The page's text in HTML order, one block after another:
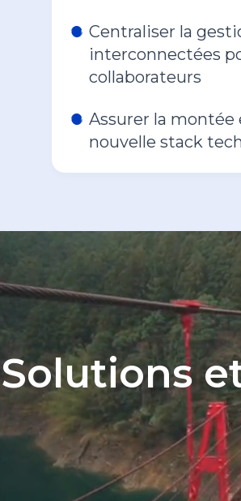
Centraliser la
interconnectées
collaborateurs
Assurer la montée
nouvelle stack
Solutions